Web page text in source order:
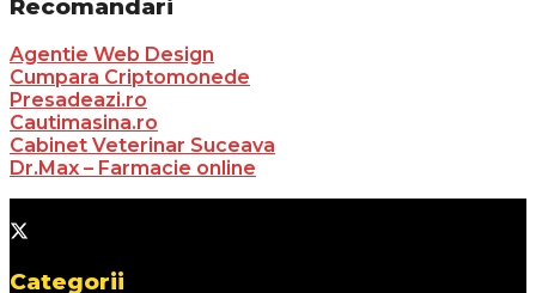
Recomandari
Agentie Web Design
Cumpara Criptomonede
Presadeazi.ro
Cautimasina.ro
Cabinet Veterinar Suceava
Dr.Max – Farmacie online
Categorii